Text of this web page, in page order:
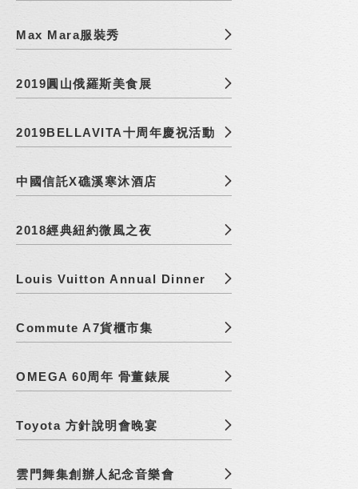
Max Mara服裝秀
2019圓山俄羅斯美食展
2019BELLAVITA十周年慶祝活動
中國信託X礁溪寒沐酒店
2018經典紐約微風之夜
Louis Vuitton Annual Dinner
Commute A7貨櫃市集
OMEGA 60周年 骨董錶展
Toyota 方針說明會晚宴
雲門舞集創辦人紀念音樂會